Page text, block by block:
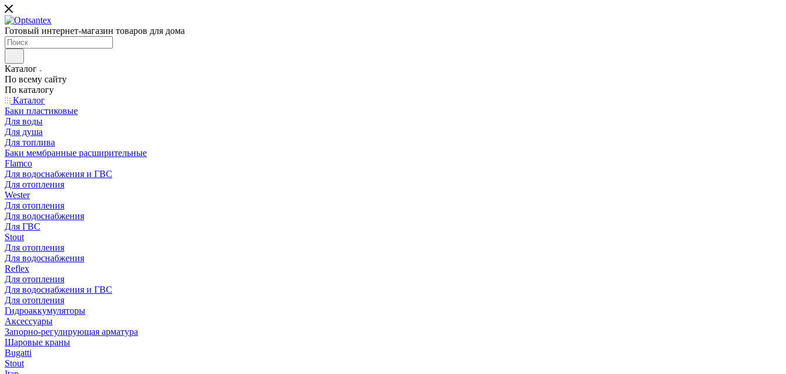
Готовый интернет-магазин товаров для дома
Каталог
По всему сайту
По каталогу
Каталог
Баки пластиковые
Для воды
Для душа
Для топлива
Баки мембранные расширительные
Flamco
Для водоснабжения и ГВС
Для отопления
Wester
Для отопления
Для водоснабжения
Для ГВС
Stout
Для отопления
Для водоснабжения
Reflex
Для отопления
Для водоснабжения и ГВС
Для отопления
Гидроаккумуляторы
Аксессуары
Запорно-регулирующая арматура
Шаровые краны
Bugatti
Stout